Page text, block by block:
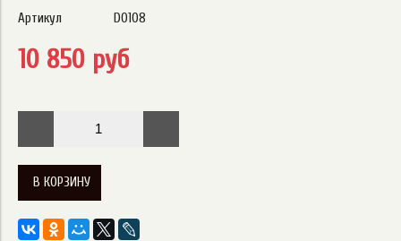
Артикул DO108
10 850 руб
В КОРЗИНУ